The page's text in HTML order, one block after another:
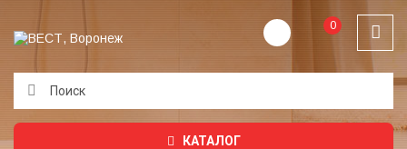
0
КАТАЛОГ